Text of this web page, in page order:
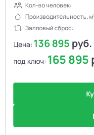
Кол-во человек:
Производительность,
Залповый сброс:
Цена: 136 895 руб.
под ключ: 165 895